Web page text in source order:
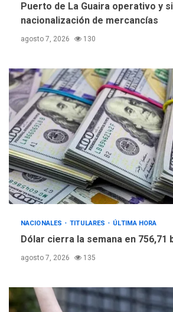
Puerto de La Guaira operativo y
nacionalización de mercancías
agosto 7, 2026 130
NACIONALES TITULARES ÚLTIMA HORA
Dólar cierra la semana en 756,71
agosto 7, 2026 135